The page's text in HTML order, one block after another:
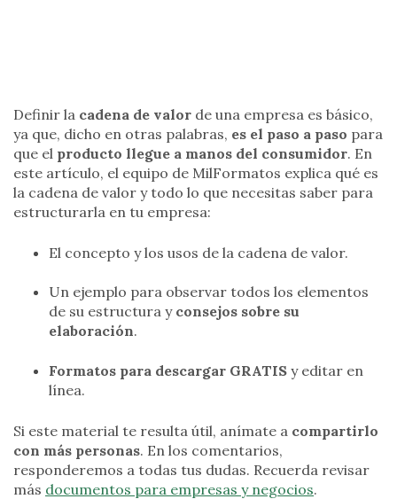
Definir la cadena de valor de una empresa es básico,
ya que, dicho en otras palabras, es el paso a paso para
que el producto llegue a manos del consumidor. En
este artículo, el equipo de MilFormatos explica qué es
la cadena de valor y todo lo que necesitas saber para
estructurarla en tu empresa:
El concepto y los usos de la cadena de valor.
Un ejemplo para observar todos los elementos
de su estructura y consejos sobre su
elaboración.
Formatos para descargar GRATIS y editar en
línea.
Si este material te resulta útil, anímate a compartirlo
con más personas. En los comentarios,
responderemos a todas tus dudas. Recuerda revisar
más documentos para empresas y negocios.